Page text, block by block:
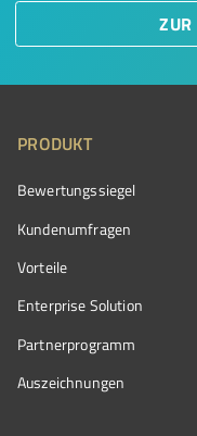
PRODUKT
Bewertungssiegel
Kundenumfragen
Vorteile
Enterprise Solution
Partnerprogramm
Auszeichnungen